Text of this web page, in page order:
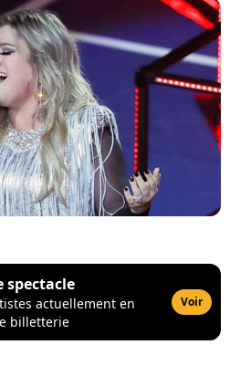
spectacle
actuellement en
billetterie
Voir